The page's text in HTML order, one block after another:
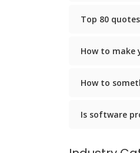
Top 80
How to make
How to
Is software